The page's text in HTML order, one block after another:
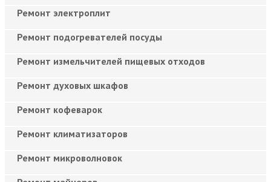
Ремонт электроплит
Ремонт подогревателей посуды
Ремонт измельчителей пищевых отходов
Ремонт духовых шкафов
Ремонт кофеварок
Ремонт климатизаторов
Ремонт микроволновок